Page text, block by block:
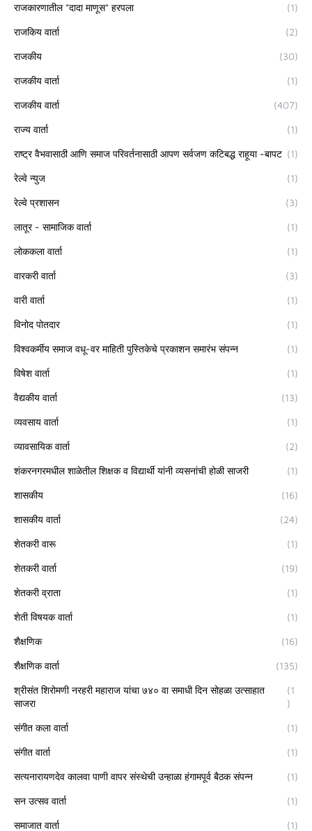
राजकारणातील "दादा माणूस" हरपला (1)
राजकिय वार्ता (2)
राजकीय (30)
राजकीय वार्ता (1)
राजकीय वार्ता (407)
राज्य वार्ता (1)
राष्ट्र वैभवासाठी आणि समाज परिवर्तनासाठी आपण सर्वजण कटिबद्ध राहूया -बापट (1)
रेल्वे न्युज (1)
रेल्वे प्रशासन (3)
लातूर - सामाजिक वार्ता (1)
लोककला वार्ता (1)
वारकरी वार्ता (3)
वारी वार्ता (1)
विनोद पोतदार (1)
विश्वकर्मीय समाज वधू-वर माहिती पुस्तिकेचे प्रकाशन समारंभ संपन्न (1)
विषेश वार्ता (1)
वैद्यकीय वार्ता (13)
व्यवसाय वार्ता (1)
व्यावसायिक वार्ता (2)
शंकरनगरमधील शाळेतील शिक्षक व विद्यार्थी यांनी व्यसनांची होळी साजरी (1)
शासकीय (16)
शासकीय वार्ता (24)
शेतकरी वारू (1)
शेतकरी वार्ता (19)
शेतकरी व्राता (1)
शेती विषयक वार्ता (1)
शैक्षणिक (16)
शैक्षणिक वार्ता (135)
श्रीसंत शिरोमणी नरहरी महाराज यांचा ७४० वा समाधी दिन सोहळा उत्साहात
साजरा
(1
)
संगीत कला वार्ता (1)
संगीत वार्ता (1)
सत्यनारायणदेव कालवा पाणी वापर संस्थेची उन्हाळा हंगामपूर्व बैठक संपन्न (1)
सन उत्सव वार्ता (1)
समाजात वार्ता (1)